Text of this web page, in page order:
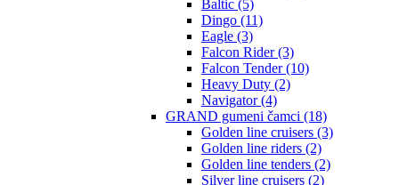
Baltic (5)
Dingo (11)
Eagle (3)
Falcon Rider (3)
Falcon Tender (10)
Heavy Duty (2)
Navigator (4)
GRAND gumeni čamci (18)
Golden line cruisers (3)
Golden line riders (2)
Golden line tenders (2)
Silver line cruisers (2)